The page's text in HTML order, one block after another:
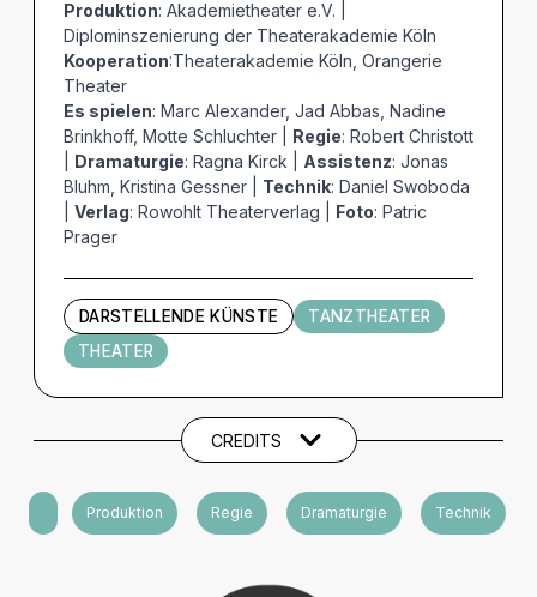
Produktion: Akademietheater e.V. |
Diplominszenierung der Theaterakademie Köln
Kooperation:Theaterakademie Köln, Orangerie
Theater
Es spielen: Marc Alexander, Jad Abbas, Nadine
Brinkhoff, Motte Schluchter | Regie: Robert Christott
Dramaturgie: Ragna Kirck | Assistenz: Jonas
Bluhm, Kristina Gessner | Technik: Daniel Swoboda
Verlag: Rowohlt Theaterverlag | Foto: Patric
Prager
DARSTELLENDE KÜNSTE
TANZTHEATER
THEATER
Künstler und Beteiligte
CREDITS
Kooperation
Produktion Regie Dramaturgie Technik